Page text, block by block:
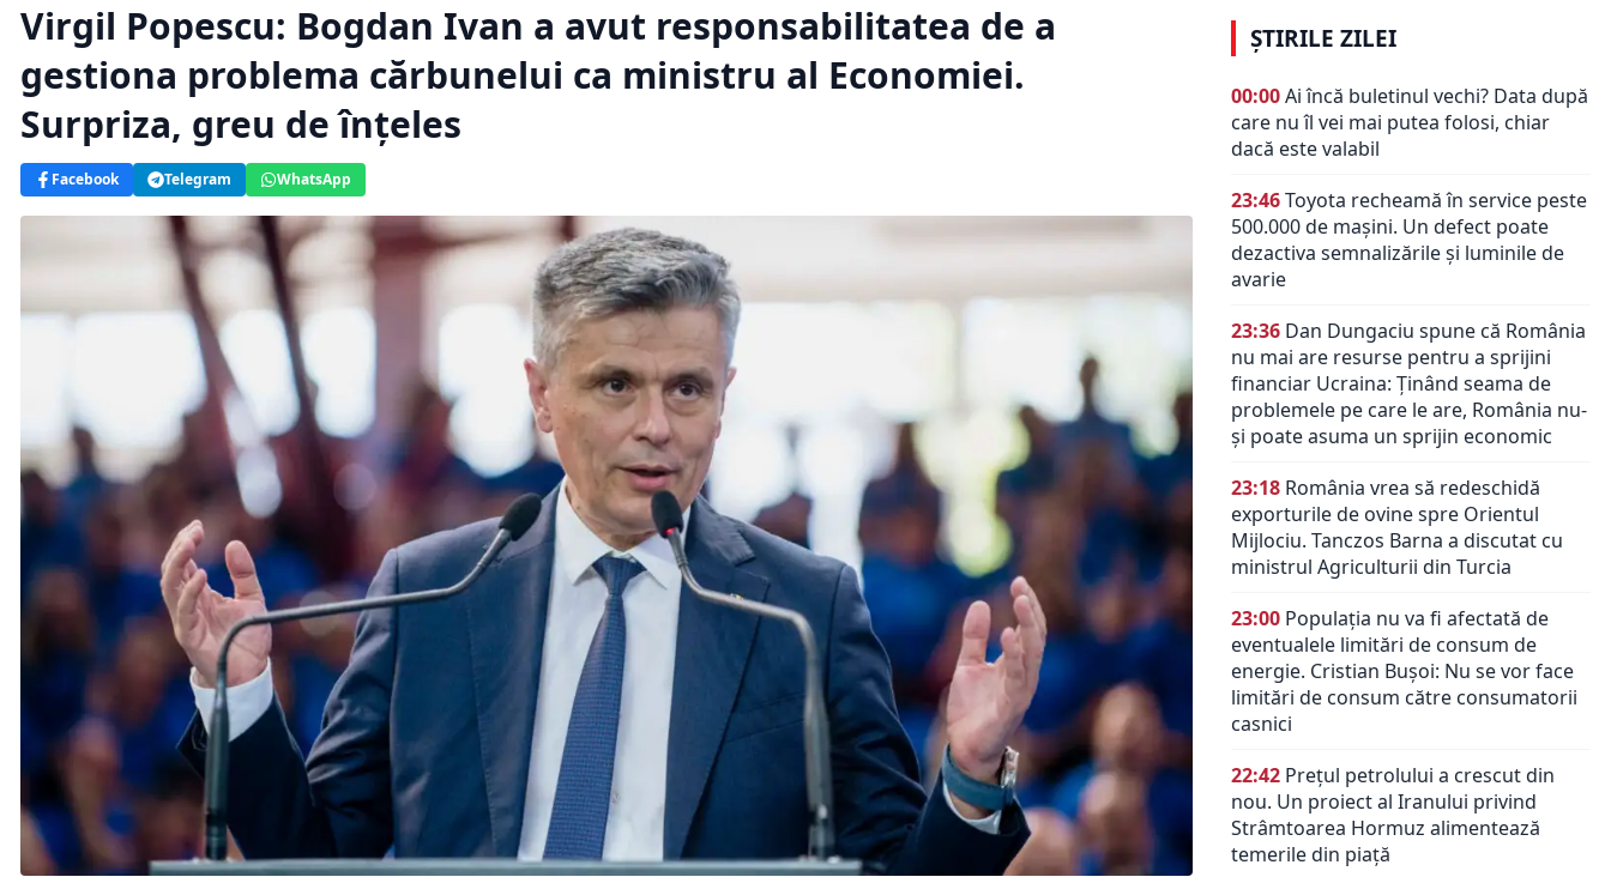
Virgil Popescu: Bogdan Ivan a avut responsabilitatea de a
gestiona problema cărbunelui ca ministru al Economiei.
Surpriza, greu de înțeles
Facebook Telegram WhatsApp
ȘTIRILE ZILEI
00:00Ai încă buletinul vechi? Data după
care nu îl vei mai putea folosi, chiar
dacă este valabil
23:46Toyota recheamă în service peste
500.000 de mașini. Un defect poate
dezactiva semnalizările și luminile de
avarie
23:36 Dan Dungaciu spune că România
nu mai are resurse pentru a sprijini
financiar Ucraina: Ținând seama de
problemele pe care le are, România nu-
și poate asuma un sprijin economic
23:18 România vrea să redeschidă
exporturile de ovine spre Orientul
Mijlociu. Tanczos Barna a discutat cu
ministrul Agriculturii din Turcia
23:00 Populația nu va fi afectată de
eventualele limitări de consum de
energie. Cristian Bușoi: Nu se vor face
limitări de consum către consumatorii
casnici
22:42 Prețul petrolului a crescut din
nou. Un proiect al Iranului privind
Strâmtoarea Hormuz alimentează
temerile din piață